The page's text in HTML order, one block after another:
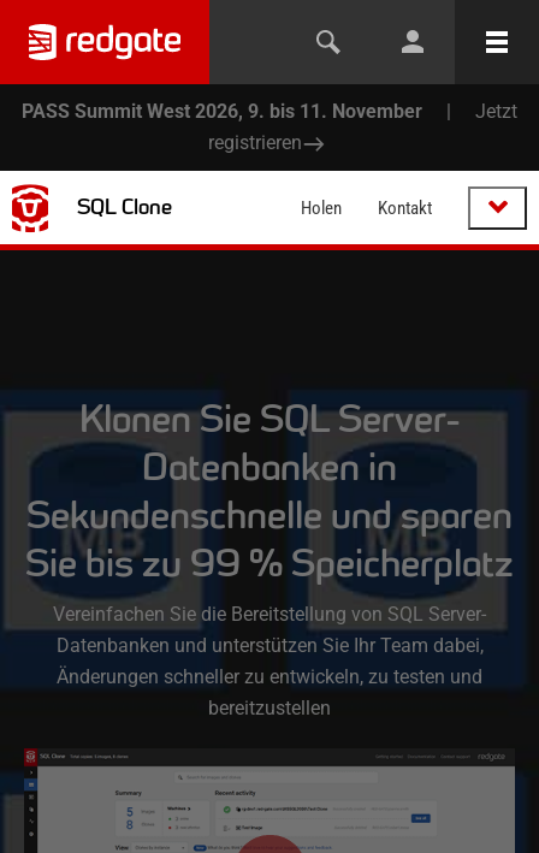
PASS Summit West 2026, 9. bis 11. November |
Jetzt
registrieren
SQL Clone Holen Kontakt
Klonen Sie SQL Server-
Datenbanken in
Sekundenschnelle und sparen
Sie bis zu 99 % Speicherplatz
Vereinfachen Sie die Bereitstellung von SQL Server-
Datenbanken und unterstützen Sie Ihr Team dabei,
Änderungen schneller zu entwickeln, zu testen und
bereitzustellen